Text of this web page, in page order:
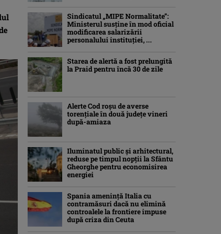
Sindicatul „MIPE Normalitate”:
Ministerul susține în mod oficial
modificarea salarizării
personalului instituției, ...
Starea de alertă a fost prelungită
la Praid pentru încă 30 de zile
Alerte Cod roşu de averse
torenţiale în două județe vineri
după-amiaza
Iluminatul public şi arhitectural,
reduse pe timpul nopţii la Sfântu
Gheorghe pentru economisirea
energiei
Spania ameninţă Italia cu
contramăsuri dacă nu elimină
controalele la frontiere impuse
după criza din Ceuta